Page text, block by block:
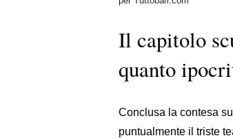
Il capitolo
quanto
Conclusa la contesa
puntualmente il triste